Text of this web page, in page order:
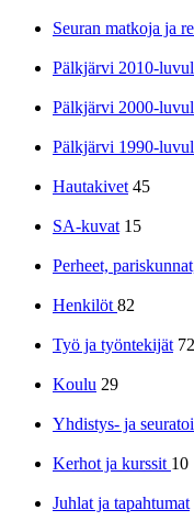
Seuran matkoja ja
Pälkjärvi 2010-
Pälkjärvi 2000-
Pälkjärvi 1990-
Hautakivet 45
SA-kuvat 15
Perheet,
Henkilöt82
Työ ja työntekijät 72
Koulu 29
Yhdistys- ja
Kerhot ja kurssit 10
Juhlat ja tapahtumat